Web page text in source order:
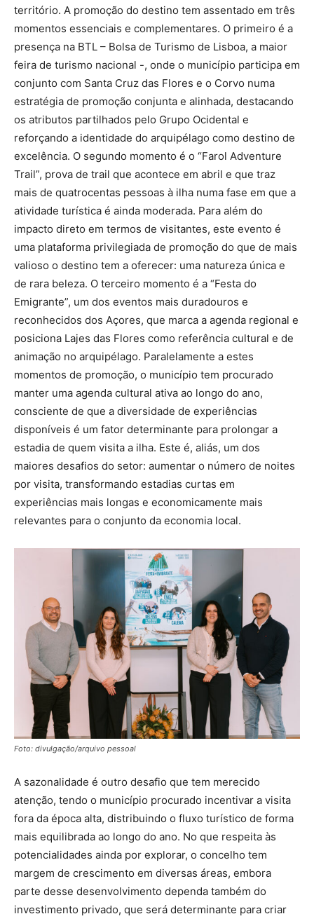
território. A promoção do destino tem assentado em três
momentos essenciais e complementares. O primeiro é a
presença na BTL – Bolsa de Turismo de Lisboa, a maior
feira de turismo nacional -, onde o município participa em
conjunto com Santa Cruz das Flores e o Corvo numa
estratégia de promoção conjunta e alinhada, destacando
os atributos partilhados pelo Grupo Ocidental e
reforçando a identidade do arquipélago como destino de
excelência. O segundo momento é o “Farol Adventure
Trail”, prova de trail que acontece em abril e que traz
mais de quatrocentas pessoas à ilha numa fase em que a
atividade turística é ainda moderada. Para além do
impacto direto em termos de visitantes, este evento é
uma plataforma privilegiada de promoção do que de mais
valioso o destino tem a oferecer: uma natureza única e
de rara beleza. O terceiro momento é a “Festa do
Emigrante”, um dos eventos mais duradouros e
reconhecidos dos Açores, que marca a agenda regional e
posiciona Lajes das Flores como referência cultural e de
animação no arquipélago. Paralelamente a estes
momentos de promoção, o município tem procurado
manter uma agenda cultural ativa ao longo do ano,
consciente de que a diversidade de experiências
disponíveis é um fator determinante para prolongar a
estadia de quem visita a ilha. Este é, aliás, um dos
maiores desafios do setor: aumentar o número de noites
por visita, transformando estadias curtas em
experiências mais longas e economicamente mais
relevantes para o conjunto da economia local.
Foto: divulgação/arquivo pessoal
A sazonalidade é outro desafio que tem merecido
atenção, tendo o município procurado incentivar a visita
fora da época alta, distribuindo o fluxo turístico de forma
mais equilibrada ao longo do ano. No que respeita às
potencialidades ainda por explorar, o concelho tem
margem de crescimento em diversas áreas, embora
parte desse desenvolvimento dependa também do
investimento privado, que será determinante para criar